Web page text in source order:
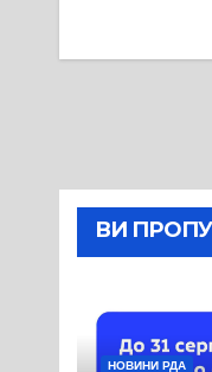
ВИ
НОВИНИ РДА